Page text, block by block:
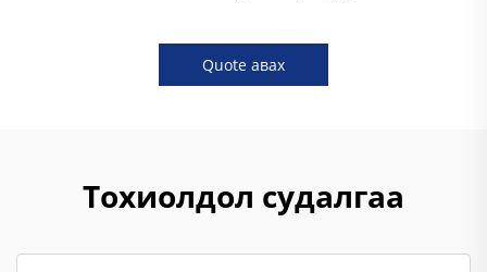
Quote авах
Тохиолдол судалгаа